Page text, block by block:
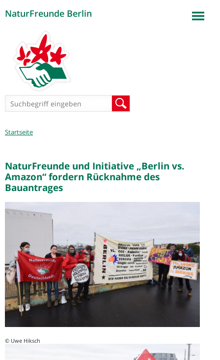
NaturFreunde Berlin
Suchformular
Sie
Startseite
NaturFreunde und Initiative „Berlin vs.
Amazon“ fordern Rücknahme des
Bauantrages
© Uwe Hiksch